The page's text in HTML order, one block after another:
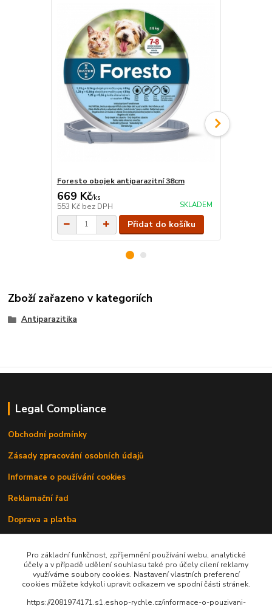
Foresto obojek antiparazitní 38cm
669 Kč/ks
553 Kč bez DPH SKLADEM
Přidat do košíku
Zboží zařazeno v kategoriích
Antiparazitika
Legal Compliance
Obchodní podmínky
Zásady zpracování osobních údajů
Informace o používání cookies
Reklamační řad
Doprava a platba
Pro základní funkčnost, zpříjemnění používání webu, analytické
účely a v případě udělení souhlasu také pro účely cílení reklamy
využíváme soubory cookies. Nastavení vlastních preferencí
cookies můžete kdykoli upravit odkazem ve spodní části stránek.
https://2081974171.s1.eshop-rychle.cz/informace-o-pouzivani-